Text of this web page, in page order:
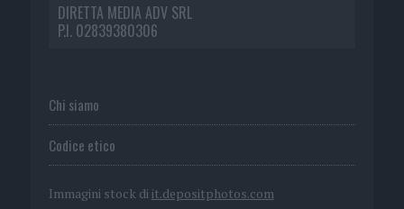
DIRETTA MEDIA ADV SRL
P.I. 02839380306
Chi siamo
Codice etico
Immagini stock di it.depositphotos.com